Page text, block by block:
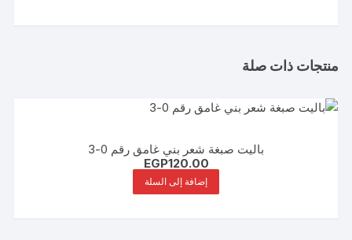
منتجات ذات صلة
باليت صبغة شعر بني غامق رقم 0-3
EGP120.00
إضافة إلى السلة